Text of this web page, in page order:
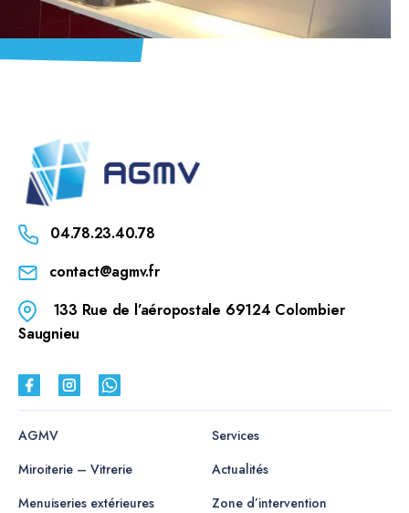
04.78.23.40.78
contact@agmv.fr
133 Rue de l’aéropostale 69124 Colombier
Saugnieu
AGMV
Miroiterie – Vitrerie
Menuiseries extérieures
Services
Actualités
Zone d’intervention